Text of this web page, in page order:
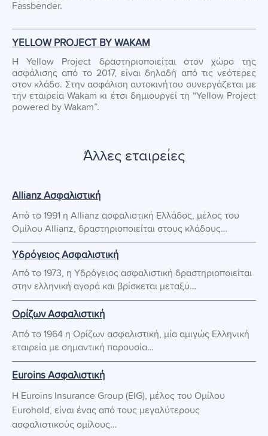
Fassbender.
YELLOW PROJECT BY WAKAM
H Yellow Project δραστηριοποιείται στον χώρο της
ασφάλισης από το 2017, είναι δηλαδή από τις νεότερες
στον κλάδο. Στην ασφάλιση αυτοκινήτου συνεργάζεται με
την εταιρεία Wakam κι έτσι δημιουργεί τη “Yellow Project
powered by Wakam”.
Άλλες εταιρείες
Allianz Ασφαλιστική
Από το 1991 η Allianz ασφαλιστική Ελλάδος, μέλος του
Ομίλου Allianz, δραστηριοποιείται στους κλάδους…
Υδρόγειος Ασφαλιστική
Από το 1973, η Υδρόγειος ασφαλιστική δραστηριοποιείται
στην ελληνική αγορά και βρίσκεται μεταξύ…
Ορίζων Ασφαλιστική
Από το 1964 η Ορίζων ασφαλιστική, μία αμιγώς Ελληνική
εταιρεία με σημαντική παρουσία…
Euroins Ασφαλιστική
Η Euroins Insurance Group (EIG), μέλος του Ομίλου
Eurohold, είναι ένας από τους μεγαλύτερους
ασφαλιστικούς ομίλους…